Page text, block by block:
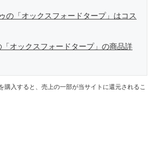
の「オックスフォードタープ」はコス
オックスフォードタープ」の商品詳
購入すると、売上の一部が当サイトに還元されるこ